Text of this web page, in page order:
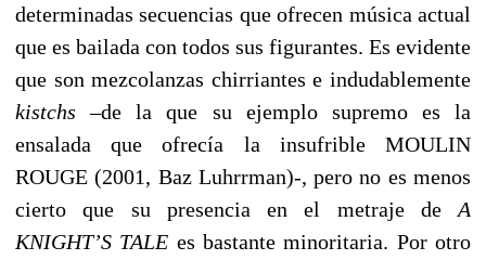
determinadas secuencias que ofrecen música actual
que es bailada con todos sus figurantes. Es evidente
que son mezcolanzas chirriantes e indudablemente
kistchs –de la que su ejemplo supremo es la
ensalada que ofrecía la insufrible MOULIN
ROUGE (2001, Baz Luhrrman)-, pero no es menos
cierto que su presencia en el metraje de A
KNIGHT’S TALE es bastante minoritaria. Por otro